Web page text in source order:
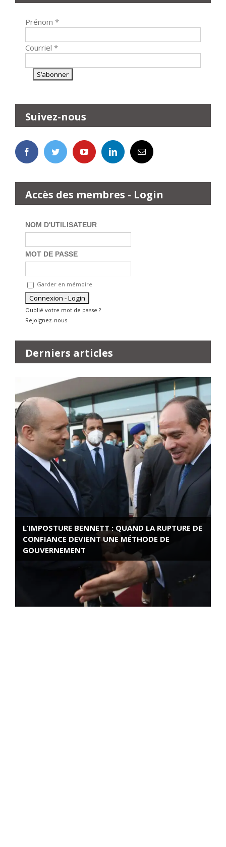
Prénom *
Courriel *
Suivez-nous
Accès des membres - Login
NOM D'UTILISATEUR
MOT DE PASSE
Garder en mémoire
Oublié votre mot de passe ?
Rejoignez-nous
Derniers articles
L’IMPOSTURE BENNETT : QUAND LA RUPTURE DE
CONFIANCE DEVIENT UNE MÉTHODE DE
GOUVERNEMENT
ROSE VALLAND, HEROÏNE DE LA RESISTANCE